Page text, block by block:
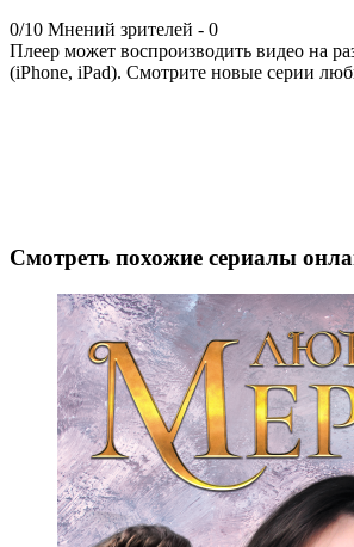
0/10 Мнений зрителей - 0
Плеер может воспроизводить видео на
(iPhone, iPad). Смотрите новые серии
Смотреть похожие сериалы